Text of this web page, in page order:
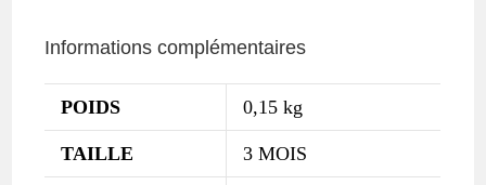
Informations complémentaires
POIDS 0,15 kg
TAILLE 3 MOIS